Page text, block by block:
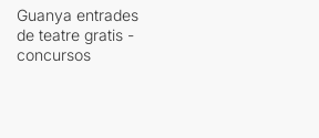
Guanya entrades
de teatre gratis -
concursos